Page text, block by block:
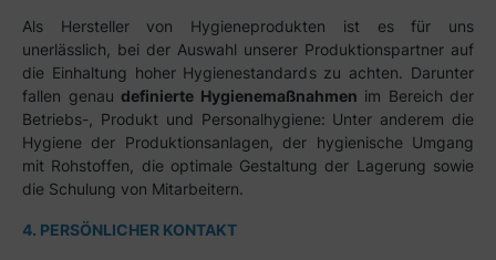
Als Hersteller von Hygieneprodukten ist es für uns
unerlässlich, bei der Auswahl unserer Produktionspartner auf
die Einhaltung hoher Hygienestandards zu achten. Darunter
fallen genau definierte Hygienemaßnahmen im Bereich der
Betriebs-, Produkt und Personalhygiene: Unter anderem die
Hygiene der Produktionsanlagen, der hygienische Umgang
mit Rohstoffen, die optimale Gestaltung der Lagerung sowie
die Schulung von Mitarbeitern.
4. PERSÖNLICHER KONTAKT